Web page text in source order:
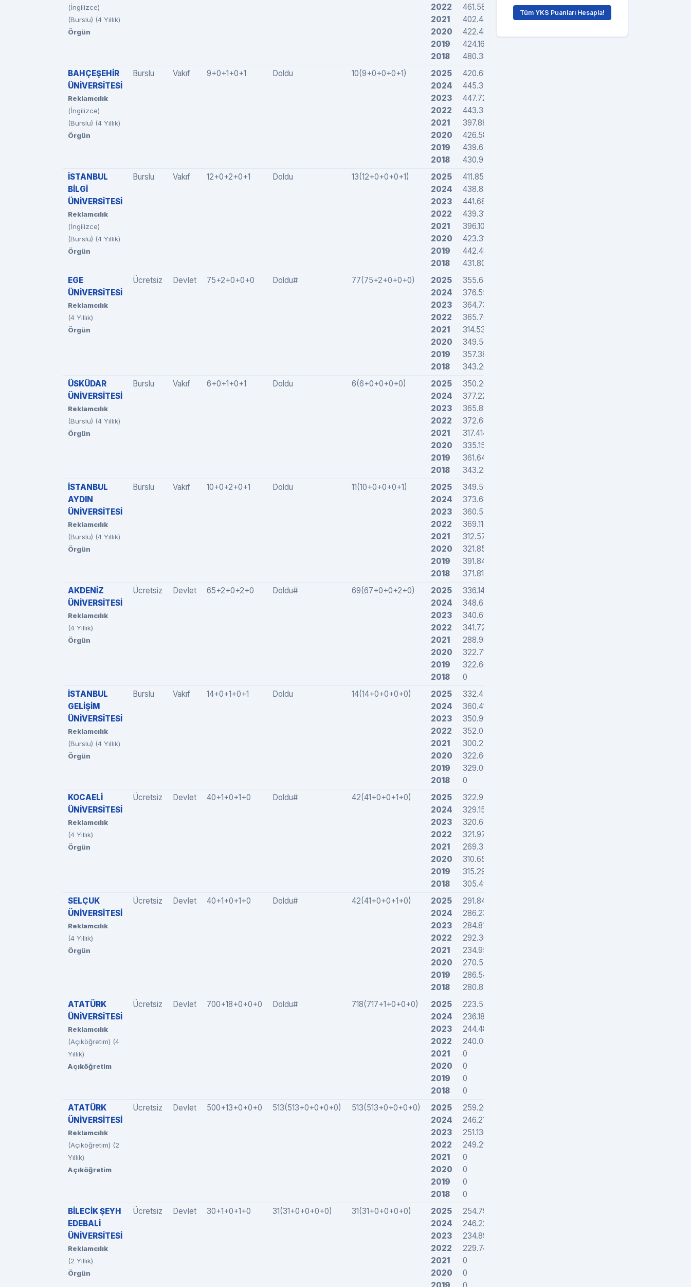
(İngilizce)
(Burslu) (4 Yıllık)
Örgün
2022
2021
2020
2019
2018
461.58034
402.44063
422.48577
424.16603
480.38305
1582
2974
BAHÇEŞEHİR
ÜNİVERSİTESİ
Reklamcılık
(İngilizce)
(Burslu) (4 Yıllık)
Örgün
Burslu Vakıf 9+0+1+0+1 Doldu 10(9+0+0+0+1)
2025
2024
2023
2022
2021
2020
2019
2018
420.68165
445.37188
447.72258
443.33975
397.88486
426.58416
439.65618
430.9532
İSTANBUL
BİLGİ
ÜNİVERSİTESİ
Reklamcılık
(İngilizce)
(Burslu) (4 Yıllık)
Örgün
Burslu Vakıf 12+0+2+0+1 Doldu 13(12+0+0+0+1)
2025
2024
2023
2022
2021
2020
2019
2018
411.85285
438.84007
441.68591
439.31877
396.10765
423.31296
442.48033
431.80013
EGE
ÜNİVERSİTESİ
Reklamcılık
(4 Yıllık)
Örgün
Ücretsiz Devlet 75+2+0+0+0 Doldu# 77(75+2+0+0+0)
2025
2024
2023
2022
2021
2020
2019
2018
355.64859
376.55425
364.73665
365.70453
314.53745
349.50972
357.38366
343.20314
ÜSKÜDAR
ÜNİVERSİTESİ
Reklamcılık
(Burslu) (4 Yıllık)
Örgün
Burslu Vakıf 6+0+1+0+1 Doldu 6(6+0+0+0+0)
2025
2024
2023
2022
2021
2020
2019
2018
350.26271
377.22434
365.8952
372.68878
317.41403
335.15892
361.6481
343.22243
İSTANBUL
AYDIN
ÜNİVERSİTESİ
Reklamcılık
(Burslu) (4 Yıllık)
Örgün
Burslu Vakıf 10+0+2+0+1 Doldu 11(10+0+0+0+1)
2025
2024
2023
2022
2021
2020
2019
2018
349.59649
373.68112
360.55937
369.11436
312.57328
321.85868
391.8415
371.81187
AKDENİZ
ÜNİVERSİTESİ
Reklamcılık
(4 Yıllık)
Örgün
Ücretsiz Devlet 65+2+0+2+0 Doldu# 69(67+0+0+2+0)
2025
2024
2023
2022
2021
2020
2019
2018
336.14404
348.64588
340.69522
341.72967
288.98255
322.71742
322.66736
0
İSTANBUL
GELİŞİM
ÜNİVERSİTESİ
Reklamcılık
(Burslu) (4 Yıllık)
Örgün
Burslu Vakıf 14+0+1+0+1 Doldu 14(14+0+0+0+0)
2025
2024
2023
2022
2021
2020
2019
2018
332.45311
360.41592
350.99539
352.0521
300.25138
322.60087
329.09079
0
KOCAELİ
ÜNİVERSİTESİ
Reklamcılık
(4 Yıllık)
Örgün
Ücretsiz Devlet 40+1+0+1+0 Doldu# 42(41+0+0+1+0)
2025
2024
2023
2022
2021
2020
2019
2018
322.95538
329.15885
320.68929
321.97467
269.37601
310.65035
315.2912
305.49255
SELÇUK
ÜNİVERSİTESİ
Reklamcılık
(4 Yıllık)
Örgün
Ücretsiz Devlet 40+1+0+1+0 Doldu# 42(41+0+0+1+0)
2025
2024
2023
2022
2021
2020
2019
2018
291.84223
286.23114
284.81965
292.30196
234.95732
270.55477
286.54203
280.8565
ATATÜRK
ÜNİVERSİTESİ
Reklamcılık
(Açıköğretim) (4
Yıllık)
Açıköğretim
Ücretsiz Devlet 700+18+0+0+0 Doldu# 718(717+1+0+0+0)
2025
2024
2023
2022
2021
2020
2019
2018
223.55017
236.18275
244.4879
240.08347
0
0
0
0
ATATÜRK
ÜNİVERSİTESİ
Reklamcılık
(Açıköğretim) (2
Yıllık)
Açıköğretim
Ücretsiz Devlet 500+13+0+0+0 513(513+0+0+0+0) 513(513+0+0+0+0)
2025
2024
2023
2022
2021
2020
2019
2018
259.2058
246.21847
251.13681
249.29387
0
0
0
0
BİLECİK ŞEYH
EDEBALİ
ÜNİVERSİTESİ
Reklamcılık
(2 Yıllık)
Örgün
Ücretsiz Devlet 30+1+0+1+0 31(31+0+0+0+0) 31(31+0+0+0+0)
2025
2024
2023
2022
2021
2020
254.79194
246.22607
234.89287
229.74316
0
0
Tüm YKS Puanları Hesapla!